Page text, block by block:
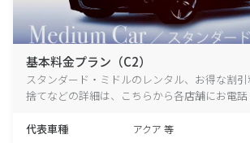
基本料金プラン（C2）
スタンダード・ミドルのレンタル、お得な割
捨てなどの詳細は、こちらから各店舗にお電話
代表車種 アクア 等